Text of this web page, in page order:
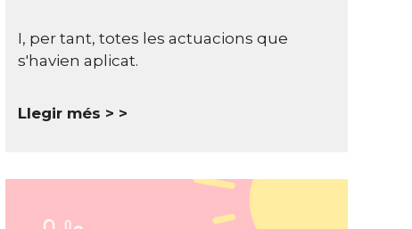
I, per tant, totes les actuacions que
s'havien aplicat.
Llegir més >